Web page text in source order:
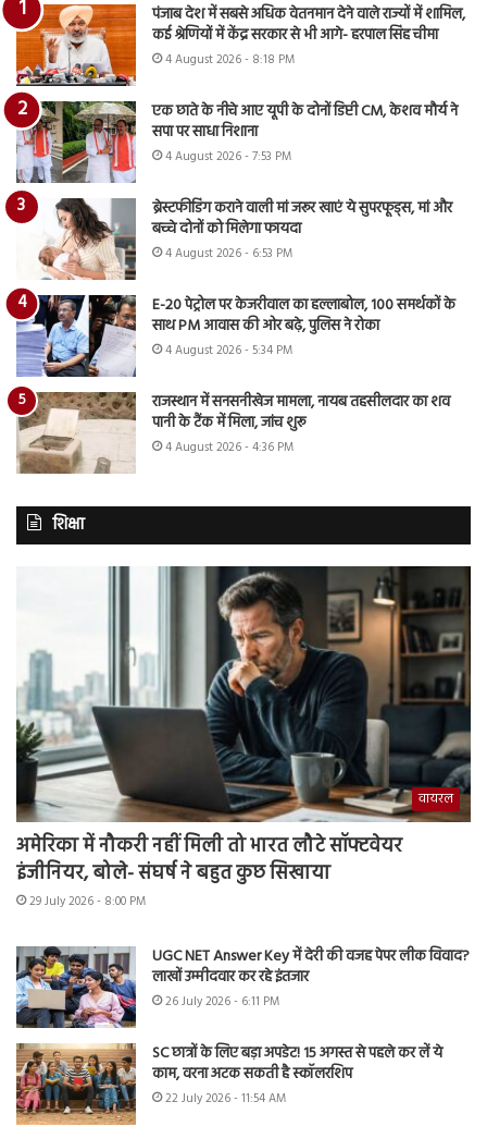
पंजाब देश में सबसे अधिक वेतनमान देने वाले राज्यों में शामिल,
कई श्रेणियों में केंद्र सरकार से भी आगे- हरपाल सिंह चीमा
4 August 2026 - 8:18 PM
एक छाते के नीचे आए यूपी के दोनों डिप्टी CM, केशव मौर्य ने
सपा पर साधा निशाना
4 August 2026 - 7:53 PM
ब्रेस्टफीडिंग कराने वाली मां जरूर खाएं ये सुपरफूड्स, मां और
बच्चे दोनों को मिलेगा फायदा
4 August 2026 - 6:53 PM
E-20 पेट्रोल पर केजरीवाल का हल्लाबोल, 100 समर्थकों के
साथ PM आवास की ओर बढ़े, पुलिस ने रोका
4 August 2026 - 5:34 PM
राजस्थान में सनसनीखेज मामला, नायब तहसीलदार का शव
पानी के टैंक में मिला, जांच शुरू
4 August 2026 - 4:36 PM
शिक्षा
वायरल
अमेरिका में नौकरी नहीं मिली तो भारत लौटे सॉफ्टवेयर
इंजीनियर, बोले- संघर्ष ने बहुत कुछ सिखाया
29 July 2026 - 8:00 PM
UGC NET Answer Key में देरी की वजह पेपर लीक विवाद?
लाखों उम्मीदवार कर रहे इंतजार
26 July 2026 - 6:11 PM
SC छात्रों के लिए बड़ा अपडेट! 15 अगस्त से पहले कर लें ये
काम, वरना अटक सकती है स्कॉलरशिप
22 July 2026 - 11:54 AM